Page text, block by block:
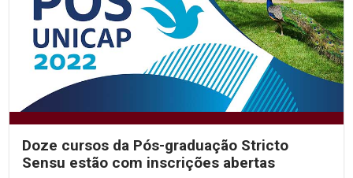
Doze cursos da Pós-graduação Stricto
Sensu estão com inscrições abertas